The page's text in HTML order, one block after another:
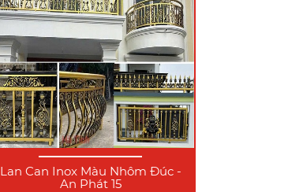
Lan Can Inox Màu Nhôm Đúc -
An Phát 15